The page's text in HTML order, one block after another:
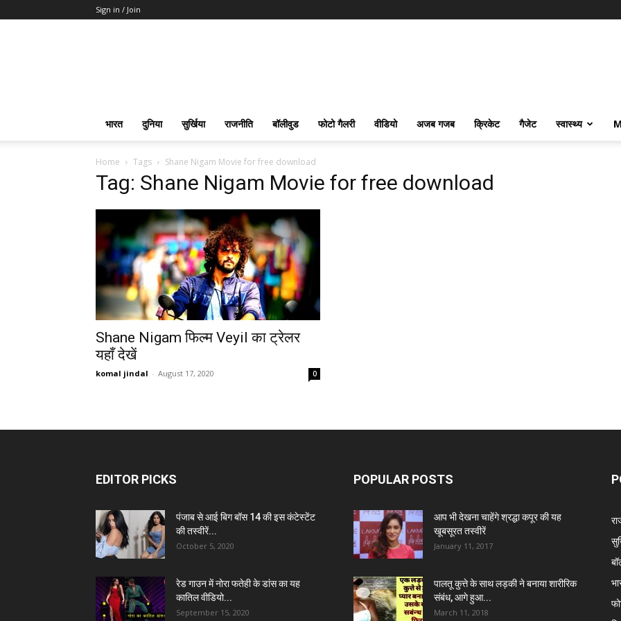
Sign in / Join
भारत दुनिया सुर्खिया राजनीति बॉलीवुड फोटो गैलरी वीडियो अजब गजब क्रिकेट गैजेट स्वास्थ्य
Home Tags Shane Nigam Movie for free download
Tag: Shane Nigam Movie for free download
Shane Nigam फिल्म Veyil का ट्रेलर
यहाँ देखें
komal jindal - August 17, 2020 0
EDITOR PICKS
पंजाब से आई बिग बॉस 14 की इस कंटेस्टेंट
की तस्वीरें...
October 5, 2020
रेड गाउन में नोरा फतेही के डांस का यह
कातिल वीडियो...
September 15, 2020
POPULAR POSTS
आप भी देखना चाहेंगे श्रद्धा कपूर की यह
खूबसूरत तस्वीरें
January 11, 2017
पालतू कुत्ते के साथ लड़की ने बनाया शारीरिक
संबंध, आगे हुआ...
March 11, 2018